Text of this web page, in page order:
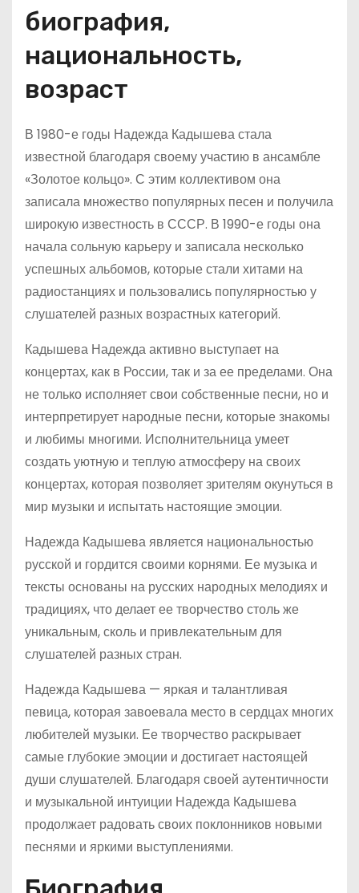
биография,
национальность,
возраст
В 1980-е годы Надежда Кадышева стала
известной благодаря своему участию в ансамбле
«Золотое кольцо». С этим коллективом она
записала множество популярных песен и получила
широкую известность в СССР. В 1990-е годы она
начала сольную карьеру и записала несколько
успешных альбомов, которые стали хитами на
радиостанциях и пользовались популярностью у
слушателей разных возрастных категорий.
Кадышева Надежда активно выступает на
концертах, как в России, так и за ее пределами. Она
не только исполняет свои собственные песни, но и
интерпретирует народные песни, которые знакомы
и любимы многими. Исполнительница умеет
создать уютную и теплую атмосферу на своих
концертах, которая позволяет зрителям окунуться в
мир музыки и испытать настоящие эмоции.
Надежда Кадышева является национальностью
русской и гордится своими корнями. Ее музыка и
тексты основаны на русских народных мелодиях и
традициях, что делает ее творчество столь же
уникальным, сколь и привлекательным для
слушателей разных стран.
Надежда Кадышева — яркая и талантливая
певица, которая завоевала место в сердцах многих
любителей музыки. Ее творчество раскрывает
самые глубокие эмоции и достигает настоящей
души слушателей. Благодаря своей аутентичности
и музыкальной интуиции Надежда Кадышева
продолжает радовать своих поклонников новыми
песнями и яркими выступлениями.